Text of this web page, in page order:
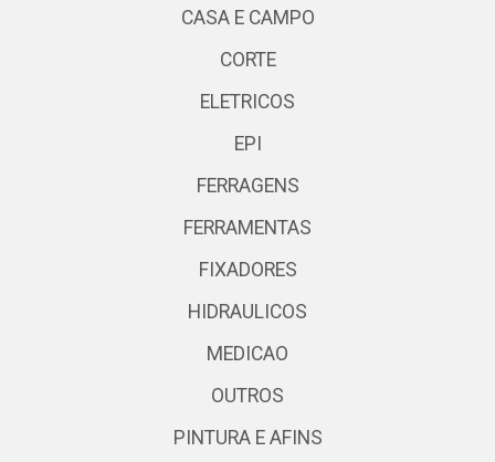
CASA E CAMPO
CORTE
ELETRICOS
EPI
FERRAGENS
FERRAMENTAS
FIXADORES
HIDRAULICOS
MEDICAO
OUTROS
PINTURA E AFINS